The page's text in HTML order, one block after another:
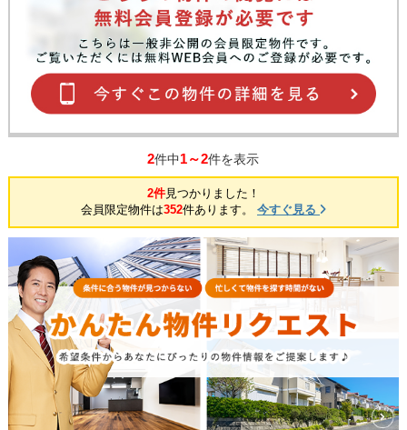
2件中1～2件を表示
2件見つかりました！
会員限定物件は352件あります。 今すぐ見る